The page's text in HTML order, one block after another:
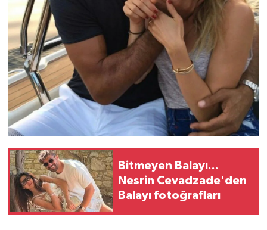
Bitmeyen Balayı...
Nesrin Cevadzade'den
Balayı fotoğrafları